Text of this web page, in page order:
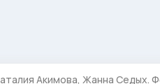
Акимова, Жанна Седых.